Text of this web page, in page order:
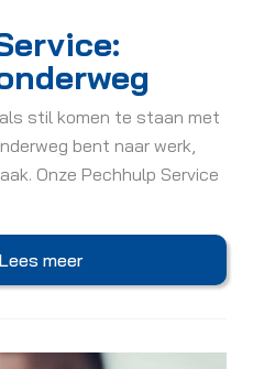
stil komen te staan met
bent naar werk,
Onze Pechhulp Service
Lees meer